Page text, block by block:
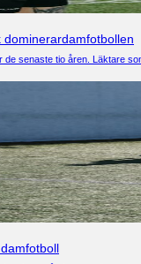
de senaste tio åren. Läktare